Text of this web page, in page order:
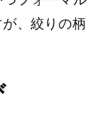
、絞りの柄